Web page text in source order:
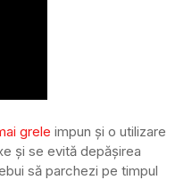
grele impun și o utilizare
și se evită depășirea
să parchezi pe timpul